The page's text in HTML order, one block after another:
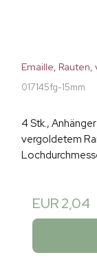
Emaille, Rauten,
017145fg-15mm
4 Stk.,
vergoldetem
EUR 2,04